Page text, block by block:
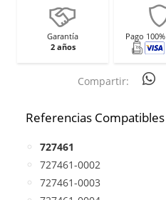
Garantía
2 años
Pago 100%
Compartir:
Referencias Compatibles
727461
727461-0002
727461-0003